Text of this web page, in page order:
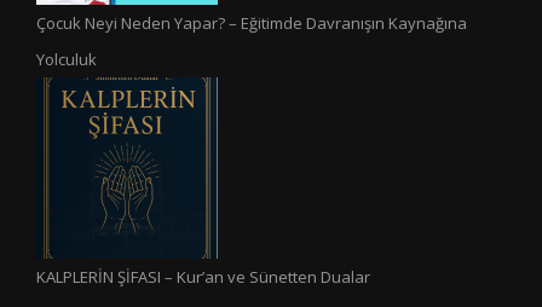
Çocuk Neyi Neden Yapar? – Eğitimde Davranışın Kaynağına
Yolculuk
KALPLERİN ŞİFASI – Kur’an ve Sünetten Dualar